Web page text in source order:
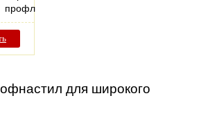
профлиста…
для широкого